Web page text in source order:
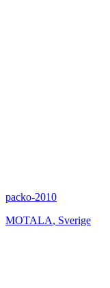
packo-2010
MOTALA, Sverige